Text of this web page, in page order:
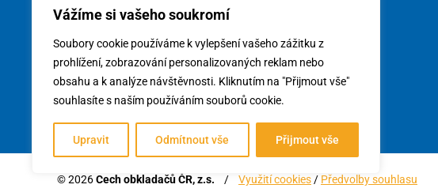
Vážíme si vašeho soukromí
Soubory cookie používáme k vylepšení vašeho zážitku z
prohlížení, zobrazování personalizovaných reklam nebo
obsahu a k analýze návštěvnosti. Kliknutím na "Přijmout vše"
souhlasíte s naším používáním souborů cookie.
Upravit Odmítnout vše Přijmout vše
Rady a tipy
Ke stažení
© 2026Cech obkladačů ČR, z.s. / Využití cookies / Předvolby souhlasu